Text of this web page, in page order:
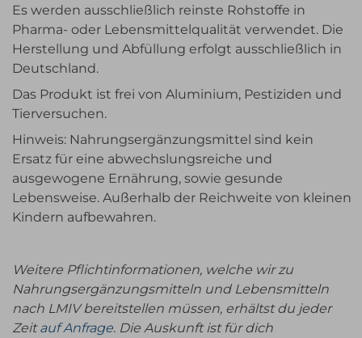
Es werden ausschließlich reinste Rohstoffe in
Pharma- oder Lebensmittelqualität verwendet. Die
Herstellung und Abfüllung erfolgt ausschließlich in
Deutschland.
Das Produkt ist frei von Aluminium, Pestiziden und
Tierversuchen.
Hinweis: Nahrungsergänzungsmittel sind kein
Ersatz für eine abwechslungsreiche und
ausgewogene Ernährung, sowie gesunde
Lebensweise. Außerhalb der Reichweite von kleinen
Kindern aufbewahren.
Weitere Pflichtinformationen, welche wir zu
Nahrungsergänzungsmitteln und Lebensmitteln
nach LMIV bereitstellen müssen, erhältst du jeder
Zeitauf Anfrage. Die Auskunft ist für dich